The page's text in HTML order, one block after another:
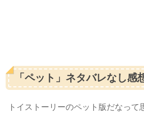
「ペット」ネタバレなし感
トイストーリーのペット版だなって